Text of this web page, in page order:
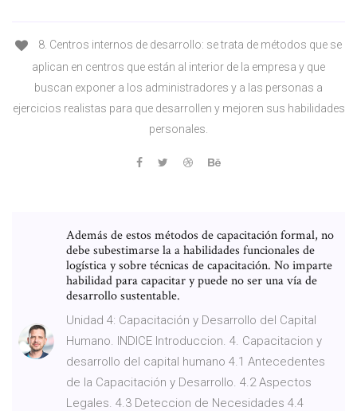
8. Centros internos de desarrollo: se trata de métodos que se
aplican en centros que están al interior de la empresa y que
buscan exponer a los administradores y a las personas a
ejercicios realistas para que desarrollen y mejoren sus habilidades
personales.
Además de estos métodos de capacitación formal, no
debe subestimarse la a habilidades funcionales de
logística y sobre técnicas de capacitación. No imparte
habilidad para capacitar y puede no ser una vía de
desarrollo sustentable.
Unidad 4: Capacitación y Desarrollo del Capital
Humano. INDICE Introduccion. 4. Capacitacion y
desarrollo del capital humano 4.1 Antecedentes
de la Capacitación y Desarrollo. 4.2 Aspectos
Legales. 4.3 Deteccion de Necesidades 4.4